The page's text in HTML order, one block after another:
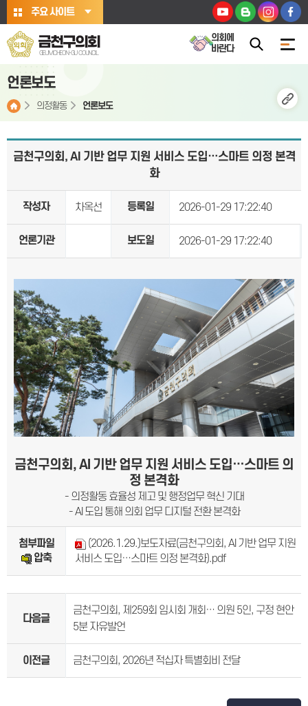
본문바로가기주요 사이트
금천구의회
GEUMCHEON-GU COUNCIL
의회에
바란다
언론보도
의정활동 언론보도
금천구의회, AI 기반 업무 지원 서비스 도입…스마트 의정 본격
화
작성자 차옥선 등록일 2026-01-29 17:22:40
언론기관 보도일 2026-01-29 17:22:40
금천구의회, AI 기반 업무 지원 서비스 도입…스마트 의
정 본격화
- 의정활동 효율성 제고 및 행정업무 혁신 기대
- AI 도입 통해 의회 업무 디지털 전환 본격화
첨부파일
압축
(2026.1.29.)보도자료(금천구의회, AI 기반 업무 지원
서비스 도입…스마트 의정 본격화).pdf
다음글
금천구의회, 제259회 임시회 개회… 의원 5인, 구정 현안
5분 자유발언
이전글 금천구의회, 2026년 적십자 특별회비 전달